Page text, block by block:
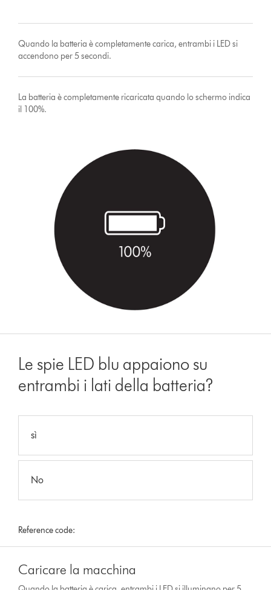
Quando la batteria è completamente carica, entrambi i LED si
accendono per 5 secondi.
La batteria è completamente ricaricata quando lo schermo indica
il 100%.
Le spie LED blu appaiono su
entrambi i lati della batteria?
sì
No
Reference code:
Caricare la macchina